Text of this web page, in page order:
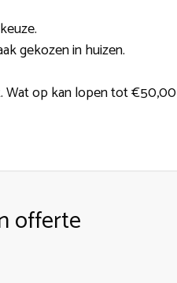
gekozen in huizen.
Wat op kan lopen tot €50,00
offerte